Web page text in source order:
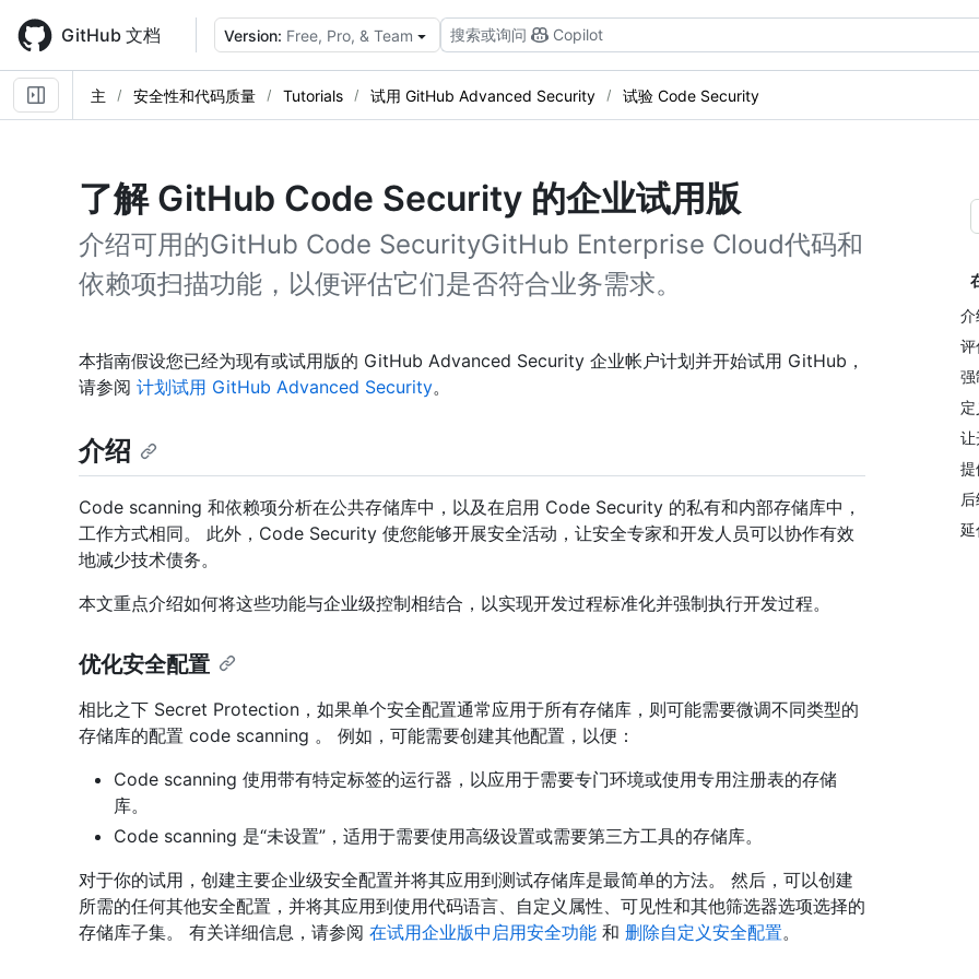
main
content
GitHub 文档 Version: Free, Pro, & Team 搜索或询问 Copilot
主 安全性和代码质量 Tutorials 试用 GitHub Advanced Security 试验 Code Security
了解 GitHub Code Security 的企业试用版
介绍可用的GitHub Code SecurityGitHub Enterprise Cloud代码和
依赖项扫描功能，以便评估它们是否符合业务需求。
介
评
强
让
提
延
本指南假设您已经为现有或试用版的 GitHub Advanced Security 企业帐户计划并开始试用 GitHub，
请参阅 计划试用 GitHub Advanced Security。
介绍
Code scanning 和依赖项分析在公共存储库中，以及在启用 Code Security 的私有和内部存储库中，
工作方式相同。 此外，Code Security 使您能够开展安全活动，让安全专家和开发人员可以协作有效
地减少技术债务。
本文重点介绍如何将这些功能与企业级控制相结合，以实现开发过程标准化并强制执行开发过程。
优化安全配置
相比之下 Secret Protection，如果单个安全配置通常应用于所有存储库，则可能需要微调不同类型的
存储库的配置 code scanning 。 例如，可能需要创建其他配置，以便：
Code scanning 使用带有特定标签的运行器，以应用于需要专门环境或使用专用注册表的存储
库。
Code scanning 是“未设置”，适用于需要使用高级设置或需要第三方工具的存储库。
对于你的试用，创建主要企业级安全配置并将其应用到测试存储库是最简单的方法。 然后，可以创建
所需的任何其他安全配置，并将其应用到使用代码语言、自定义属性、可见性和其他筛选器选项选择的
存储库子集。 有关详细信息，请参阅 在试用企业版中启用安全功能 和 删除自定义安全配置。